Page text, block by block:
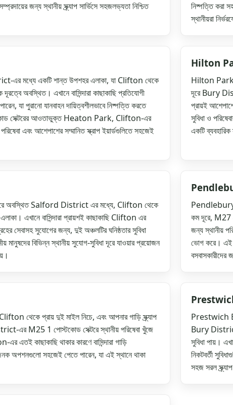
জন্য স্থানীয় স্ক্র্যাপ সার্ভিসে সহজলভ্যতা নিশ্চিত
নিষ্পত্তি করা
স্থানীয়রা
মধ্যে একটি শান্ত উপশহর এলাকা, যা Clifton থেকে
অবস্থিত। এখানে বাসিন্দারা কাছাকাছি প্রতিযোগী
যা পুরানো যানবাহন দায়িত্বশীলভাবে নিষ্পত্তি করতে
সেক্টরের আওতাভুক্ত Heaton Park, Clifton-এর
এবং আশেপাশের সম্মানিত স্ক্রাপ ইয়ার্ডগুলিতে সহজেই
Hilton
Hilton Park,
দূরে Bury
প্রায়ই
সুবিধা ও
একটি ব্যবহারিক
অবস্থিত Salford District এর মধ্যে, Clifton থেকে
এখানে বাসিন্দারা প্রায়শই কাছাকাছি Clifton এর
সেবাসহ সুযোগের জন্য, দুই অঞ্চলটির ঘনিষ্ঠতার সুবিধা
বিভিন্ন স্থানীয় সুযোগ-সুবিধা দূরে যাওয়ার প্রয়োজন
কম দূরে, M27 4
জন্য স্থানীয়
ভোগ করে। এই
থেকে প্রায় দুই মাইল নিচে, এবং আপনার গাড়ি স্ক্র্যাপ
এর M25 1 পোস্টকোড সেক্টরে স্থানীয় পরিষেবা খুঁজে
কাছাকাছি থাকার কারণে বাসিন্দারা গাড়ি
অপশনগুলো সহজেই পেতে পারেন, যা এই স্থানে থাকা
Prestwich
Bury District-
সুবিধা পায়।
নিকটবর্তী
সহজ সরল